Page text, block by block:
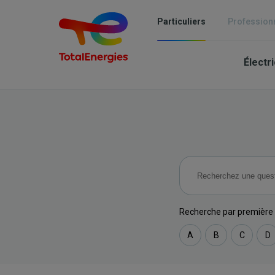
Particuliers
Recherche par
A B C D